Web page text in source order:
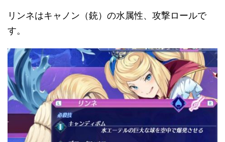
リンネはキャノン（銃）の水属性、攻撃ロールで
す。